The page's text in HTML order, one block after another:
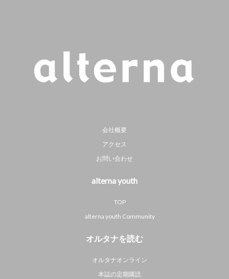
会社概要
アクセス
お問い合わせ
alterna youth
TOP
alterna youth Community
オルタナを読む
オルタナオンライン
本誌の定期購読